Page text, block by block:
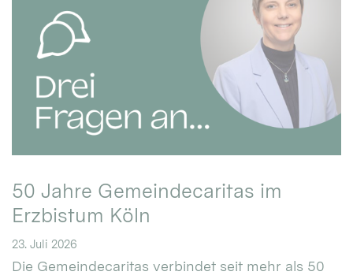
50 Jahre Gemeindecaritas im
Erzbistum Köln
23. Juli 2026
Die Gemeindecaritas verbindet seit mehr als 50